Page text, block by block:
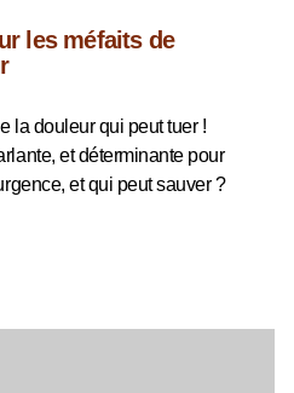
les méfaits de
la douleur qui peut tuer !
et déterminante pour
et qui peut sauver ?